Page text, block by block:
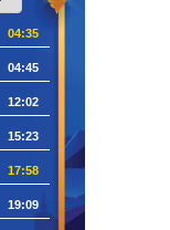
04:35
04:45
12:02
15:23
17:58
19:09